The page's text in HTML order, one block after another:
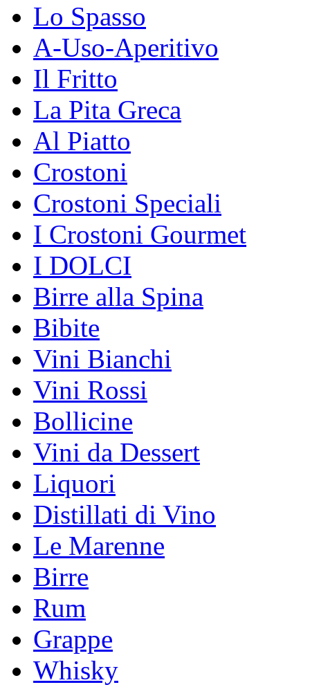
Lo Spasso
A-Uso-Aperitivo
Il Fritto
La Pita Greca
Al Piatto
Crostoni
Crostoni Speciali
I Crostoni Gourmet
I DOLCI
Birre alla Spina
Bibite
Vini Bianchi
Vini Rossi
Bollicine
Vini da Dessert
Liquori
Distillati di Vino
Le Marenne
Birre
Rum
Grappe
Whisky